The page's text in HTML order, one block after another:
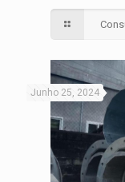
Junho 25, 2024